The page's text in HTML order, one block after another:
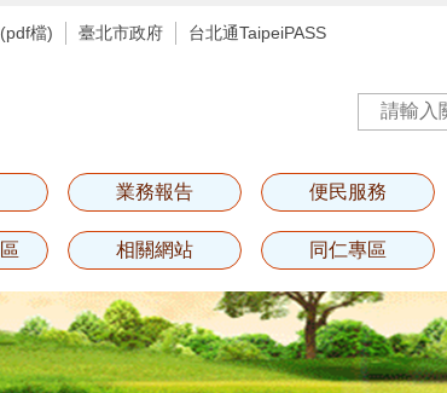
檔) 臺北市政府 台北通TaipeiPASS
業務報告 便民服務
相關網站 同仁專區